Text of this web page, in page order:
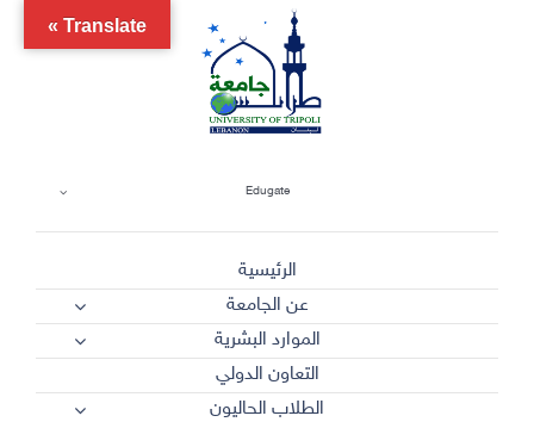
Edugate
الرئيسية
عن الجامعة
الموارد البشرية
التعاون الدولي
الطلاب الحاليون
Translate »